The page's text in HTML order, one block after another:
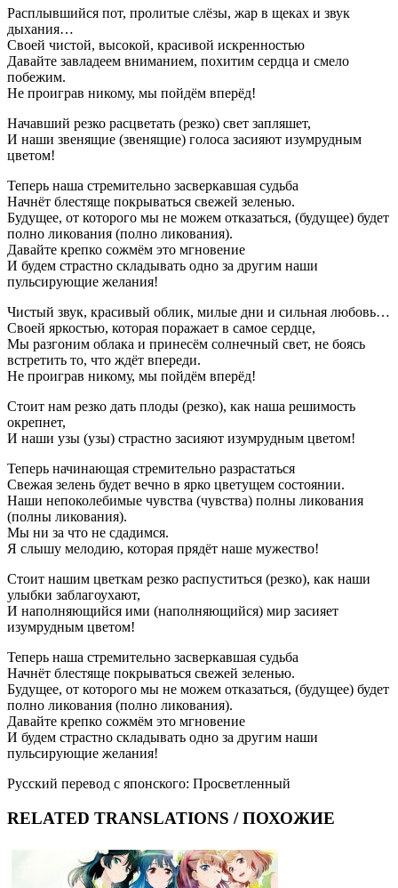
Расплывшийся пот, пролитые слёзы, жар в щеках и звук
дыхания…
Своей чистой, высокой, красивой искренностью
Давайте завладеем вниманием, похитим сердца и смело
побежим.
Не проиграв никому, мы пойдём вперёд!
Начавший резко расцветать (резко) свет запляшет,
И наши звенящие (звенящие) голоса засияют изумрудным
цветом!
Теперь наша стремительно засверкавшая судьба
Начнёт блестяще покрываться свежей зеленью.
Будущее, от которого мы не можем отказаться, (будущее) будет
полно ликования (полно ликования).
Давайте крепко сожмём это мгновение
И будем страстно складывать одно за другим наши
пульсирующие желания!
Чистый звук, красивый облик, милые дни и сильная любовь…
Своей яркостью, которая поражает в самое сердце,
Мы разгоним облака и принесём солнечный свет, не боясь
встретить то, что ждёт впереди.
Не проиграв никому, мы пойдём вперёд!
Стоит нам резко дать плоды (резко), как наша решимость
окрепнет,
И наши узы (узы) страстно засияют изумрудным цветом!
Теперь начинающая стремительно разрастаться
Свежая зелень будет вечно в ярко цветущем состоянии.
Наши непоколебимые чувства (чувства) полны ликования
(полны ликования).
Мы ни за что не сдадимся.
Я слышу мелодию, которая прядёт наше мужество!
Стоит нашим цветкам резко распуститься (резко), как наши
улыбки заблагоухают,
И наполняющийся ими (наполняющийся) мир засияет
изумрудным цветом!
Теперь наша стремительно засверкавшая судьба
Начнёт блестяще покрываться свежей зеленью.
Будущее, от которого мы не можем отказаться, (будущее) будет
полно ликования (полно ликования).
Давайте крепко сожмём это мгновение
И будем страстно складывать одно за другим наши
пульсирующие желания!
Русский перевод с японского: Просветленный
RELATED TRANSLATIONS / ПОХОЖИЕ